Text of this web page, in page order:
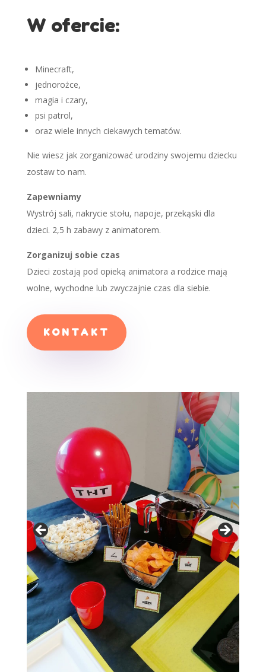
W ofercie:
Minecraft,
jednorożce,
magia i czary,
psi patrol,
oraz wiele innych ciekawych tematów.
Nie wiesz jak zorganizować urodziny swojemu dziecku
zostaw to nam.
Zapewniamy
Wystrój sali, nakrycie stołu, napoje, przekąski dla
dzieci. 2,5 h zabawy z animatorem.
Zorganizuj sobie czas
Dzieci zostają pod opieką animatora a rodzice mają
wolne, wychodne lub zwyczajnie czas dla siebie.
KONTAKT